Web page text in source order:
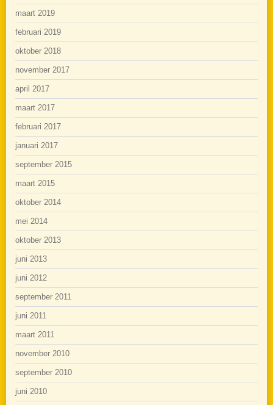
maart 2019
februari 2019
oktober 2018
november 2017
april 2017
maart 2017
februari 2017
januari 2017
september 2015
maart 2015
oktober 2014
mei 2014
oktober 2013
juni 2013
juni 2012
september 2011
juni 2011
maart 2011
november 2010
september 2010
juni 2010